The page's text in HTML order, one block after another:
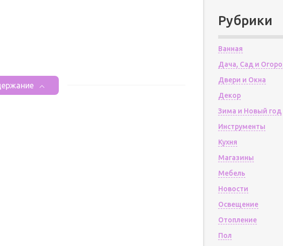
Рубрики
Ванная
Дача, Сад и
Двери и Окна
Декор
Зима и Новый год
Инструменты
Кухня
Магазины
Мебель
Новости
Освещение
Отопление
Пол